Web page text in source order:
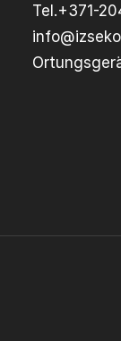
Tel.+371-